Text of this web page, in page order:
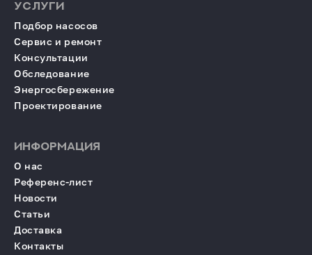
УСЛУГИ
Подбор насосов
Сервис и ремонт
Консультации
Обследование
Энергосбережение
Проектирование
ИНФОРМАЦИЯ
О нас
Референс-лист
Новости
Статьи
Доставка
Контакты